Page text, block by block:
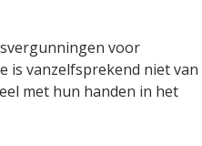
voor
is vanzelfsprekend niet van
met hun handen in het